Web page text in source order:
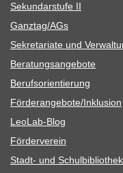
Sekun­dar­stufe II
Ganztag/​​AGs
Sekre­ta­riate und
Bera­tungs­an­ge­bote
Berufs­ori­en­tie­rung
Förderangebote/​​Inklusion
Leo­Lab-Blog
För­der­ver­ein
Stadt- und Schulbibliothek